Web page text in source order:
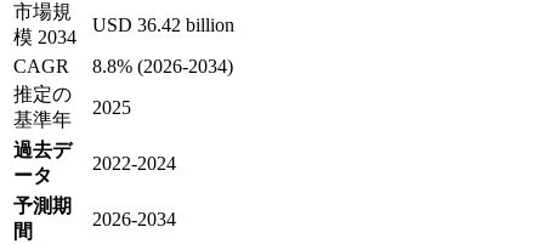
市場規
模 2034
USD 36.42 billion
CAGR
8.8% (2026-2034)
推定の
基準年
2025
過去デ
ータ
2022-2024
予測期
間
2026-2034